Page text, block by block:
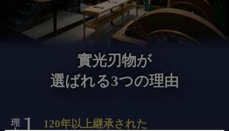
實光刃物が
選ばれる3つの理由
120年以上継承された